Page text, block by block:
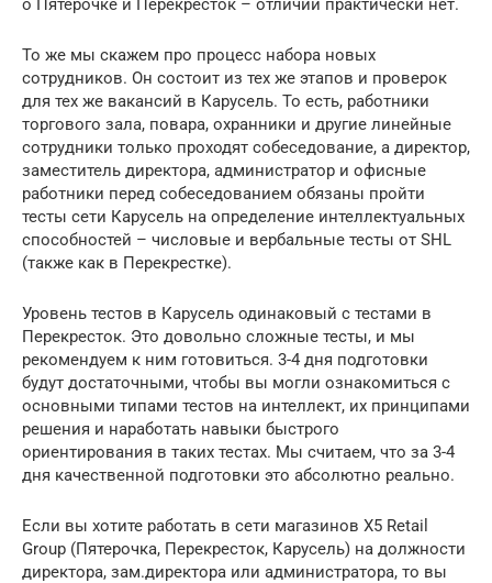
о Пятерочке и Перекресток – отличий практически нет.
То же мы скажем про процесс набора новых
сотрудников. Он состоит из тех же этапов и проверок
для тех же вакансий в Карусель. То есть, работники
торгового зала, повара, охранники и другие линейные
сотрудники только проходят собеседование, а директор,
заместитель директора, администратор и офисные
работники перед собеседованием обязаны пройти
тесты сети Карусель на определение интеллектуальных
способностей – числовые и вербальные тесты от SHL
(также как в Перекрестке).
Уровень тестов в Карусель одинаковый с тестами в
Перекресток. Это довольно сложные тесты, и мы
рекомендуем к ним готовиться. 3-4 дня подготовки
будут достаточными, чтобы вы могли ознакомиться с
основными типами тестов на интеллект, их принципами
решения и наработать навыки быстрого
ориентирования в таких тестах. Мы считаем, что за 3-4
дня качественной подготовки это абсолютно реально.
Если вы хотите работать в сети магазинов X5 Retail
Group (Пятерочка, Перекресток, Карусель) на должности
директора, зам.директора или администратора, то вы